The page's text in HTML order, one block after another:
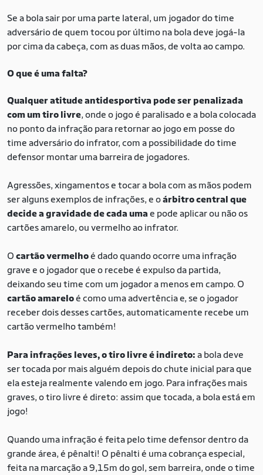
Se a bola sair por uma parte lateral, um jogador do time
adversário de quem tocou por último na bola deve jogá-la
por cima da cabeça, com as duas mãos, de volta ao campo.
O que é uma falta?
Qualquer atitude antidesportiva pode ser penalizada
com um tiro livre, onde o jogo é paralisado e a bola colocada
no ponto da infração para retornar ao jogo em posse do
time adversário do infrator, com a possibilidade do time
defensor montar uma barreira de jogadores.
Agressões, xingamentos e tocar a bola com as mãos podem
ser alguns exemplos de infrações, e oárbitro central que
decide a gravidade de cada uma e pode aplicar ou não os
cartões amarelo, ou vermelho ao infrator.
O cartão vermelhoé dado quando ocorre uma infração
grave e o jogador que o recebe é expulso da partida,
deixando seu time com um jogador a menos em campo. O
cartão amareloé como uma advertência e, se o jogador
receber dois desses cartões, automaticamente recebe um
cartão vermelho também!
Para infrações leves, o tiro livre é indireto: a bola deve
ser tocada por mais alguém depois do chute inicial para que
ela esteja realmente valendo em jogo. Para infrações mais
graves, o tiro livre é direto: assim que tocada, a bola está em
jogo!
Quando uma infração é feita pelo time defensor dentro da
grande área, é pênalti! O pênalti é uma cobrança especial,
feita na marcação a 9,15m do gol, sem barreira, onde o time